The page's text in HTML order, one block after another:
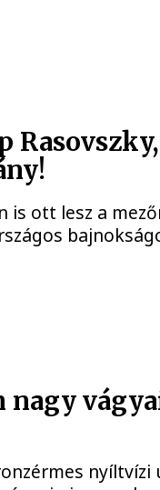
Rasovszky,
is ott lesz a
nagy
nyíltvízi